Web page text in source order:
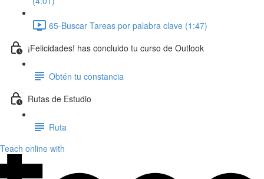
65-Buscar Tareas por palabra clave (1:47)
¡Felicidades! has concluido tu curso de Outlook
Obtén tu constancia
Rutas de Estudio
Ruta
Teach online with